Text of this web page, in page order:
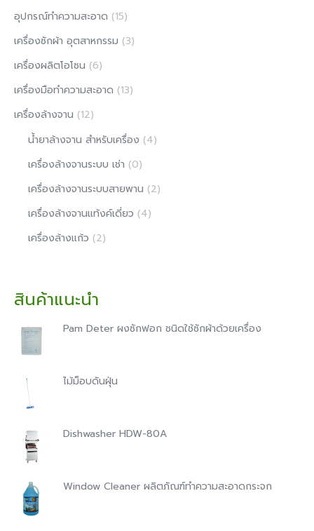
อุปกรณ์ทำความสะอาด (15)
เครื่องซักผ้า อุตสาหกรรม (3)
เครื่องผลิตโอโซน (6)
เครื่องมือทำความสะอาด (13)
เครื่องล้างจาน (12)
น้ำยาล้างจาน สำหรับเครื่อง (4)
เครื่องล้างจานระบบ เช่า (0)
เครื่องล้างจานระบบสายพาน (2)
เครื่องล้างจานแท้งค์เดี่ยว (4)
เครื่องล้างแก้ว (2)
สินค้าแนะนำ
Pam Deter ผงซักฟอก ชนิดใช้ซักผ้าด้วยเครื่อง
ไม้ม็อบดันฝุ่น
Dishwasher HDW-80A
Window Cleaner ผลิตภัณฑ์ทำความสะอาดกระจก